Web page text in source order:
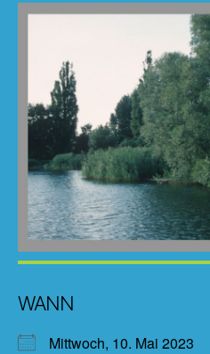
WANN
Mittwoch, 10. Mai 2023